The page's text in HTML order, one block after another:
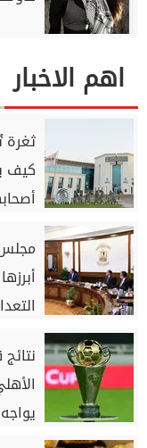
اهم الاخبار
كيف